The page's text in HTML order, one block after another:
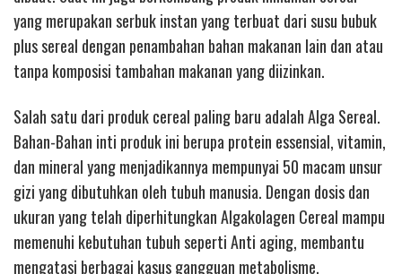
yang merupakan serbuk instan yang terbuat dari susu bubuk
plus sereal dengan penambahan bahan makanan lain dan atau
tanpa komposisi tambahan makanan yang diizinkan.
Salah satu dari produk cereal paling baru adalah Alga Sereal.
Bahan-Bahan inti produk ini berupa protein essensial, vitamin,
dan mineral yang menjadikannya mempunyai 50 macam unsur
gizi yang dibutuhkan oleh tubuh manusia. Dengan dosis dan
ukuran yang telah diperhitungkan Algakolagen Cereal mampu
memenuhi kebutuhan tubuh seperti Anti aging, membantu
mengatasi berbagai kasus gangguan metabolisme.